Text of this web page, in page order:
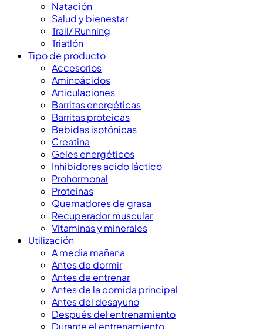
Natación
Salud y bienestar
Trail/ Running
Triatlón
Tipo de producto
Accesorios
Aminoácidos
Articulaciones
Barritas energéticas
Barritas proteicas
Bebidas isotónicas
Creatina
Geles energéticos
Inhibidores acido láctico
Prohormonal
Proteinas
Quemadores de grasa
Recuperador muscular
Vitaminas y minerales
Utilización
A media mañana
Antes de dormir
Antes de entrenar
Antes de la comida principal
Antes del desayuno
Después del entrenamiento
Durante el entrenamiento